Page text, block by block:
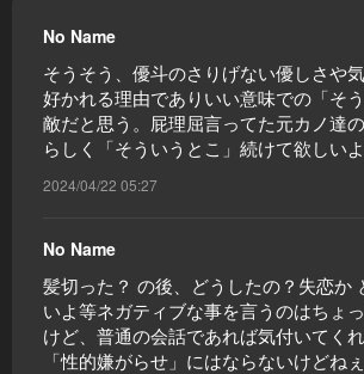
No Name
そうそう、優斗のさりげない優しさや
好かれる理由でありいい意味での「そ
敵だと思う。屁理屈言ってた元カノ達
らしく「そういうとこ」続けて欲しいよ
2024/04/22 05:27
No Name
髪切った？ の後、どうしたの？失恋か
いよ等ネガティブな事を言うのはちょ
けど、普通の会話であれば気付いてく
「性的嫌がらせ」にはならないけどね